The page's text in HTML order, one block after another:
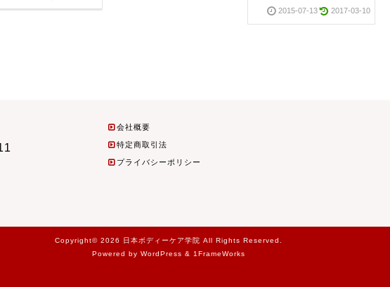
2015-07-13 2017-03-10
会社概要
特定商取引法
プライバシーポリシー
Copyright© 2026 日本ボディーケア学院 All Rights Reserved.
Powered by WordPress & 1FrameWorks